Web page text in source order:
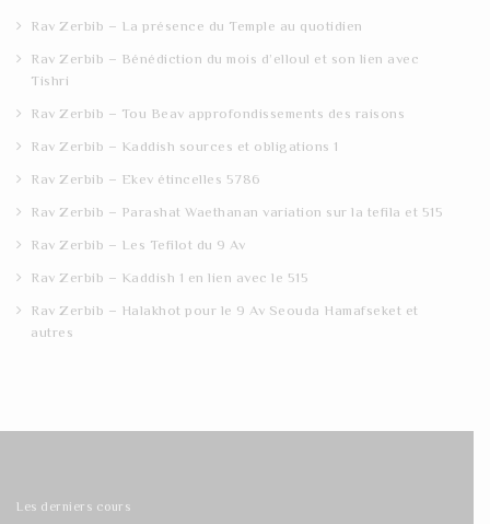
Rav Zerbib – La présence du Temple au quotidien
Rav Zerbib – Bénédiction du mois d’elloul et son lien avec
Tishri
Rav Zerbib – Tou Beav approfondissements des raisons
Rav Zerbib – Kaddish sources et obligations 1
Rav Zerbib – Ekev étincelles 5786
Rav Zerbib – Parashat Waethanan variation sur la tefila et 515
Rav Zerbib – Les Tefilot du 9 Av
Rav Zerbib – Kaddish 1 en lien avec le 515
Rav Zerbib – Halakhot pour le 9 Av Seouda Hamafseket et
autres
Les derniers cours